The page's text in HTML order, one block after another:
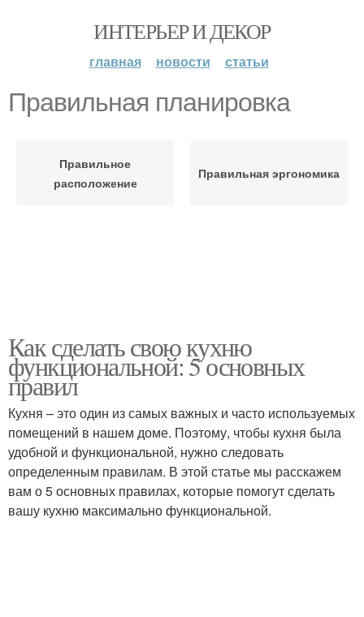
ИНТЕРЬЕР И ДЕКОР
главная новости статьи
Правильная планировка
Правильное
расположение
Правильная эргономика
Как сделать свою кухню
функциональной: 5 основных
правил
Кухня – это один из самых важных и часто используемых
помещений в нашем доме. Поэтому, чтобы кухня была
удобной и функциональной, нужно следовать
определенным правилам. В этой статье мы расскажем
вам о 5 основных правилах, которые помогут сделать
вашу кухню максимально функциональной.